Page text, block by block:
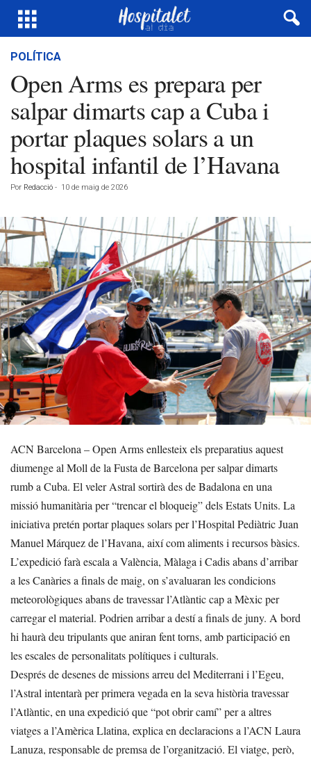
POLÍTICA
Open Arms es prepara per
salpar dimarts cap a Cuba i
portar plaques solars a un
hospital infantil de l’Havana
Por Redacció - 10 de maig de 2026
ACN Barcelona – Open Arms enllesteix els preparatius aquest
diumenge al Moll de la Fusta de Barcelona per salpar dimarts
rumb a Cuba. El veler Astral sortirà des de Badalona en una
missió humanitària per “trencar el bloqueig” dels Estats Units. La
iniciativa pretén portar plaques solars per l’Hospital Pediàtric Juan
Manuel Márquez de l’Havana, així com aliments i recursos bàsics.
L’expedició farà escala a València, Màlaga i Cadis abans d’arribar
a les Canàries a finals de maig, on s’avaluaran les condicions
meteorològiques abans de travessar l’Atlàntic cap a Mèxic per
carregar el material. Podrien arribar a destí a finals de juny. A bord
hi haurà deu tripulants que aniran fent torns, amb participació en
les escales de personalitats polítiques i culturals.
Després de desenes de missions arreu del Mediterrani i l’Egeu,
l’Astral intentarà per primera vegada en la seva història travessar
l’Atlàntic, en una expedició que “pot obrir camí” per a altres
viatges a l’Amèrica Llatina, explica en declaracions a l’ACN Laura
Lanuza, responsable de premsa de l’organització. El viatge, però,